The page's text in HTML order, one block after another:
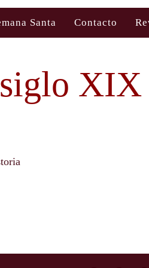
Santa Contacto
XIX